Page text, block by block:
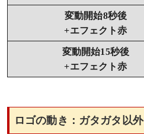
変動開始8秒後
+エフェクト赤
変動開始15秒後
+エフェクト赤
ロゴの動き：ガタガタ以外